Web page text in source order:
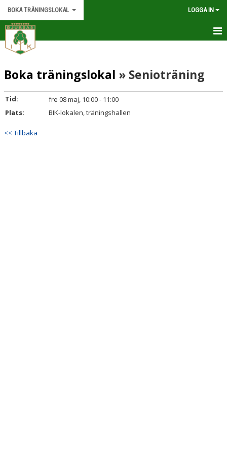
BOKA TRÄNINGSLOKAL LOGGA IN
HEM
KALENDER
Boka träningslokal » Senioträning
Tid:
fre 08 maj, 10:00 - 11:00
Plats:
BIK-lokalen, träningshallen
<< Tillbaka